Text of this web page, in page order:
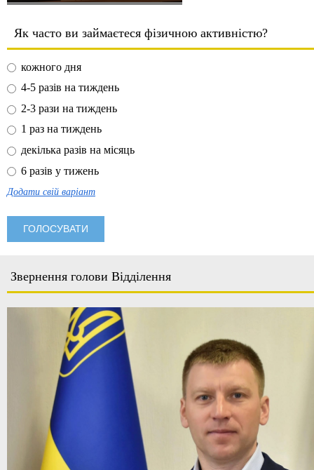
Як часто ви займаєтеся фізичною активністю?
кожного дня
4-5 разів на тиждень
2-3 рази на тиждень
1 раз на тиждень
декілька разів на місяць
6 разів у тижень
Додати свій варіант
Звернення голови Відділення